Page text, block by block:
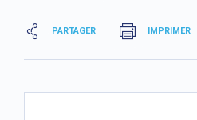
PARTAGER IMPRIMER